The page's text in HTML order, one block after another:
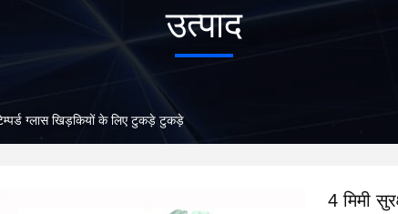
उत्पाद
ग्लास खिड़कियों के लिए टुकड़े टुकड़े
4 मिमी